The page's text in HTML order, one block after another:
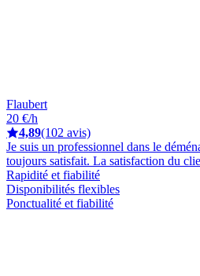
Flaubert
20 €/h
4,89(102 avis)
Je suis un professionnel dans le
toujours satisfait. La satisfaction du
Rapidité et fiabilité
Disponibilités flexibles
Ponctualité et fiabilité